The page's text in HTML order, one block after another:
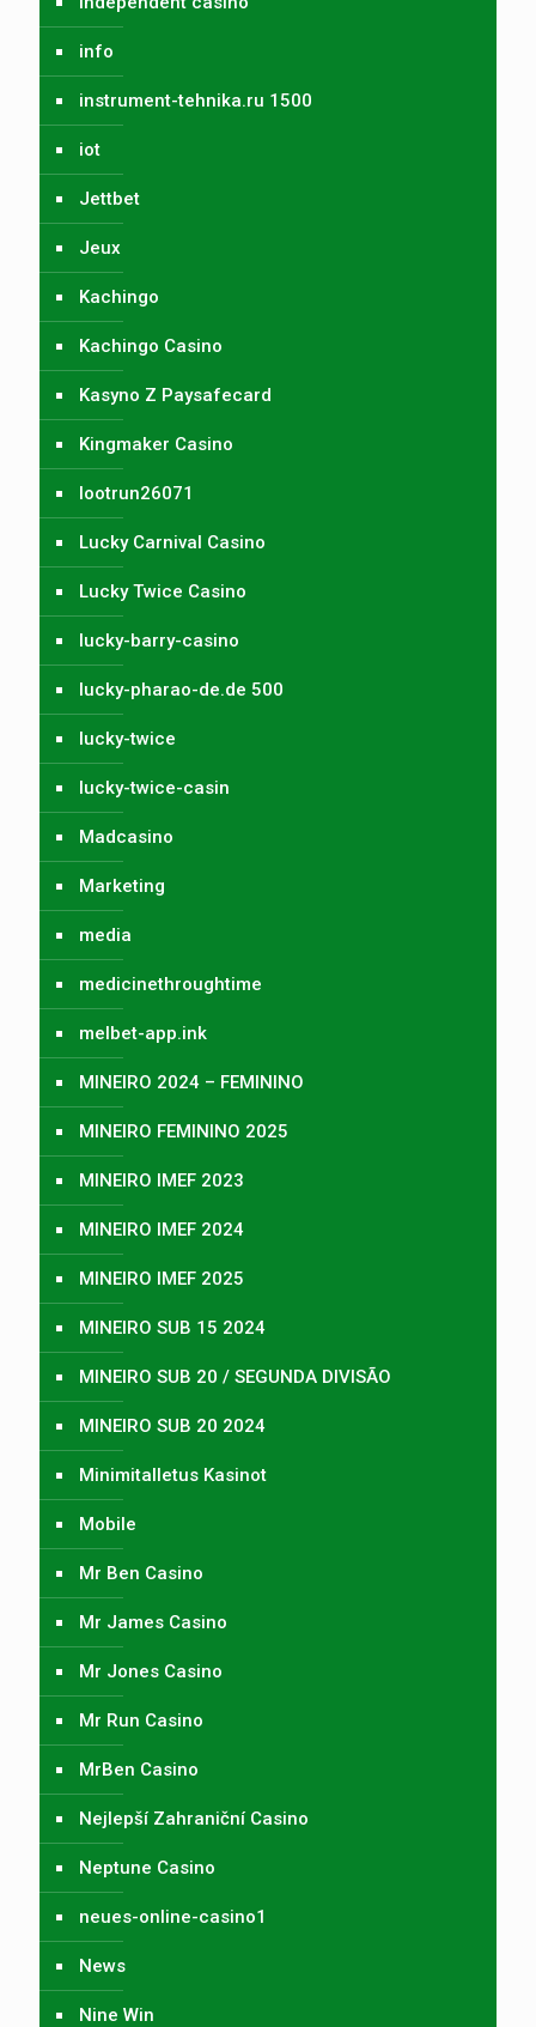
info
instrument-tehnika.ru 1500
iot
Jettbet
Jeux
Kachingo
Kachingo Casino
Kasyno Z Paysafecard
Kingmaker Casino
lootrun26071
Lucky Carnival Casino
Lucky Twice Casino
lucky-barry-casino
lucky-pharao-de.de 500
lucky-twice
lucky-twice-casin
Madcasino
Marketing
media
medicinethroughtime
melbet-app.ink
MINEIRO 2024 – FEMININO
MINEIRO FEMININO 2025
MINEIRO IMEF 2023
MINEIRO IMEF 2024
MINEIRO IMEF 2025
MINEIRO SUB 15 2024
MINEIRO SUB 20 / SEGUNDA DIVISÃO
MINEIRO SUB 20 2024
Minimitalletus Kasinot
Mobile
Mr Ben Casino
Mr James Casino
Mr Jones Casino
Mr Run Casino
MrBen Casino
Nejlepší Zahraniční Casino
Neptune Casino
neues-online-casino1
News
Nine Win